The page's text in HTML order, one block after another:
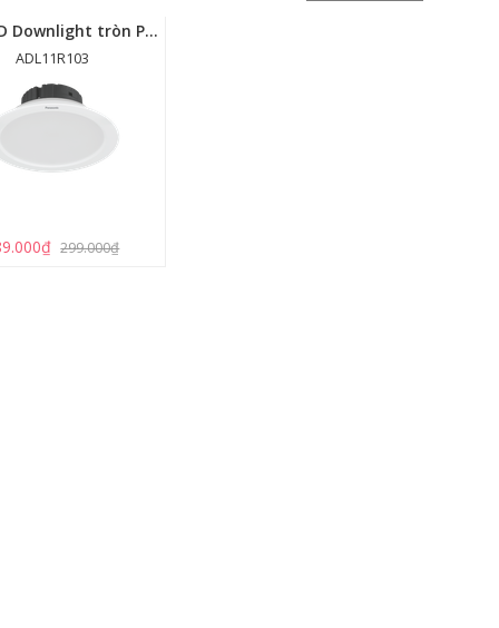
Đèn LED Downlight tròn Panasonic 10W - Ø95mm - ADL11R103/ADL11R107
ADL11R103
299.000₫